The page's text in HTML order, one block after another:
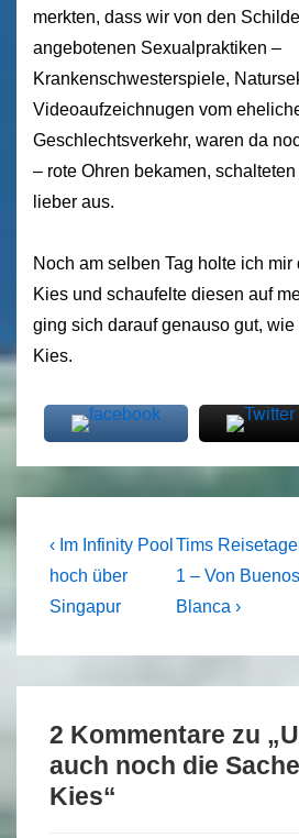
merkten, dass wir von den
angebotenen Sexualpraktiken –
Krankenschwesterspiele,
Videoaufzeichnugen vom
Geschlechtsverkehr, waren da
– rote Ohren bekamen,
lieber aus.
Noch am selben Tag holte ich
Kies und schaufelte diesen auf
ging sich darauf genauso gut,
Kies.
Beitragsnavigation
Previous
Post
is
‹ Im Infinity Pool
hoch über
Singapur
Next
Post
is
Tims
1 – Von
Blanca ›
2 Kommentare zu „
auch noch die
Kies“